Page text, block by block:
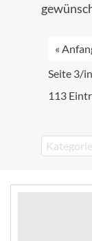
«
Seite 3/
113